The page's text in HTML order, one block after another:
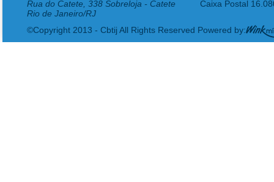
Rua do Catete, 338 Sobreloja - Catete
Rio de Janeiro/RJ
Caixa Postal
©Copyright 2013 - Cbtij All Rights Reserved Powered by: